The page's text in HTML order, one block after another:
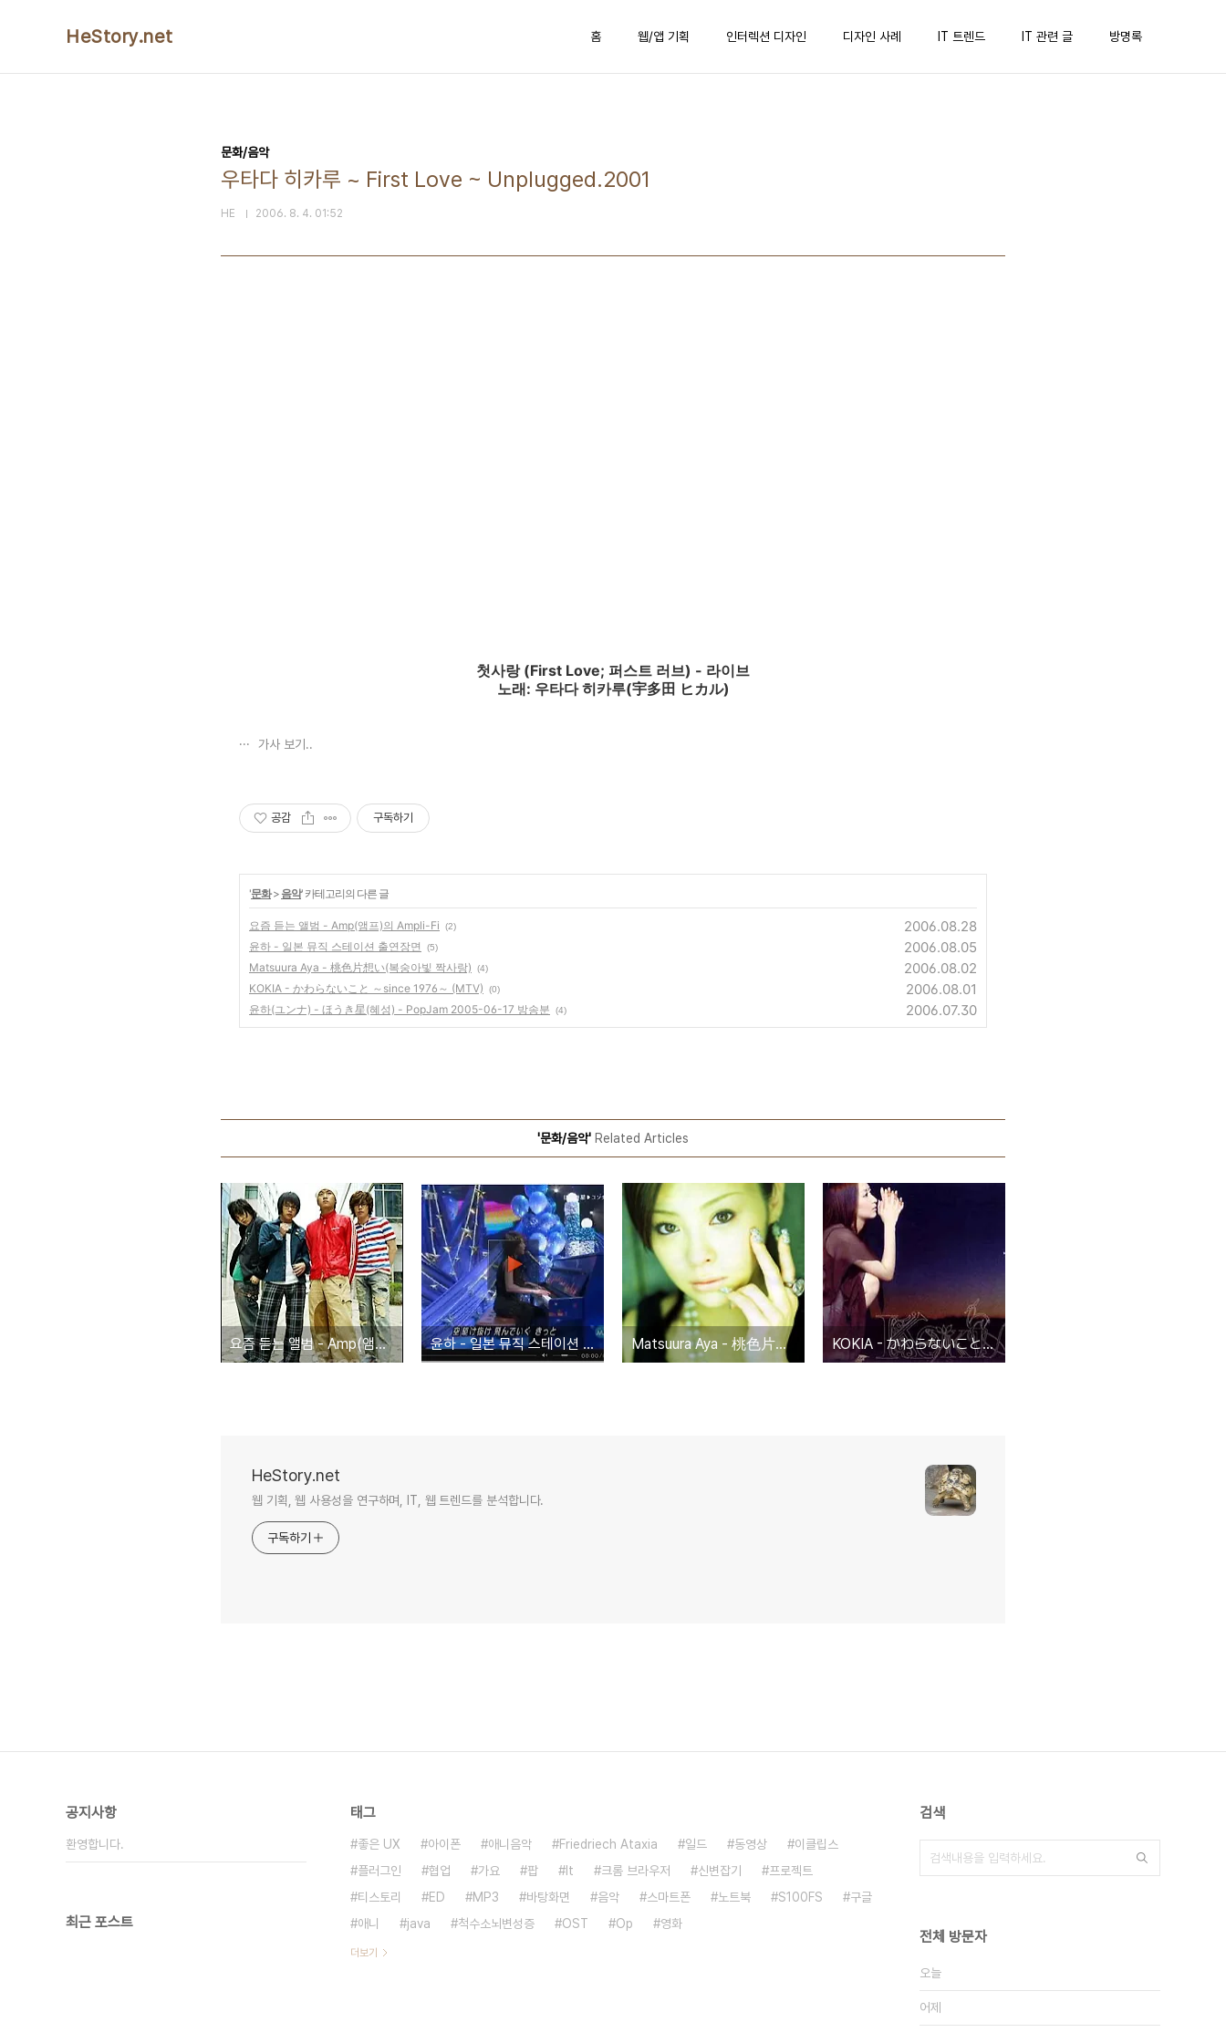
HeStory.net 홈 웹/앱 기획 인터렉션 디자인 디자인 사례 IT 트렌드 IT 관련 글 방명록
문화/음악
우타다 히카루 ~ First Love ~ Unplugged.2001
HE 2006. 8. 4. 01:52
첫사랑 (First Love; 퍼스트 러브) - 라이브
노래: 우타다 히카루(宇多田 ヒカル)
가사 보기..
공감 구독하기
'문화> 음악' 카테고리의 다른 글
요즘 듣는 앨범 - Amp(앰프)의 Ampli-Fi (2) 2006.08.28
윤하 - 일본 뮤직 스테이션 출연장면 (5) 2006.08.05
Matsuura Aya - 桃色片想い(복숭아빛 짝사랑) (4) 2006.08.02
KOKIA - かわらないこと ～since 1976～ (MTV) (0) 2006.08.01
윤하(ユンナ) - ほうき星(혜성) - PopJam 2005-06-17 방송분 (4) 2006.07.30
'문화/음악' Related Articles
요즘 듣는 앨범 - Amp(앰프)의 Ampli-Fi 윤하 - 일본 뮤직 스테이션 출연장면 Matsuura Aya - 桃色片想い(복숭아빛 짝사랑) KOKIA - かわらないこと ～since 1976～ (MTV)
HeStory.net
웹 기획, 웹 사용성을 연구하며, IT, 웹 트렌드를 분석합니다.
구독하기
공지사항
환영합니다.
최근 포스트
태그
좋은 UX 아이폰 애니음악 Friedriech Ataxia 일드 동영상
이클립스
플러그인
협업 가요 팝 It 크롬 브라우저 신변잡기
프로젝트
티스토리
ED MP3 바탕화면 음악 스마트폰 노트북 S100FS
구글
애니
java 척수소뇌변성증 OST Op 영화
더보기
검색
전체 방문자
오늘
어제